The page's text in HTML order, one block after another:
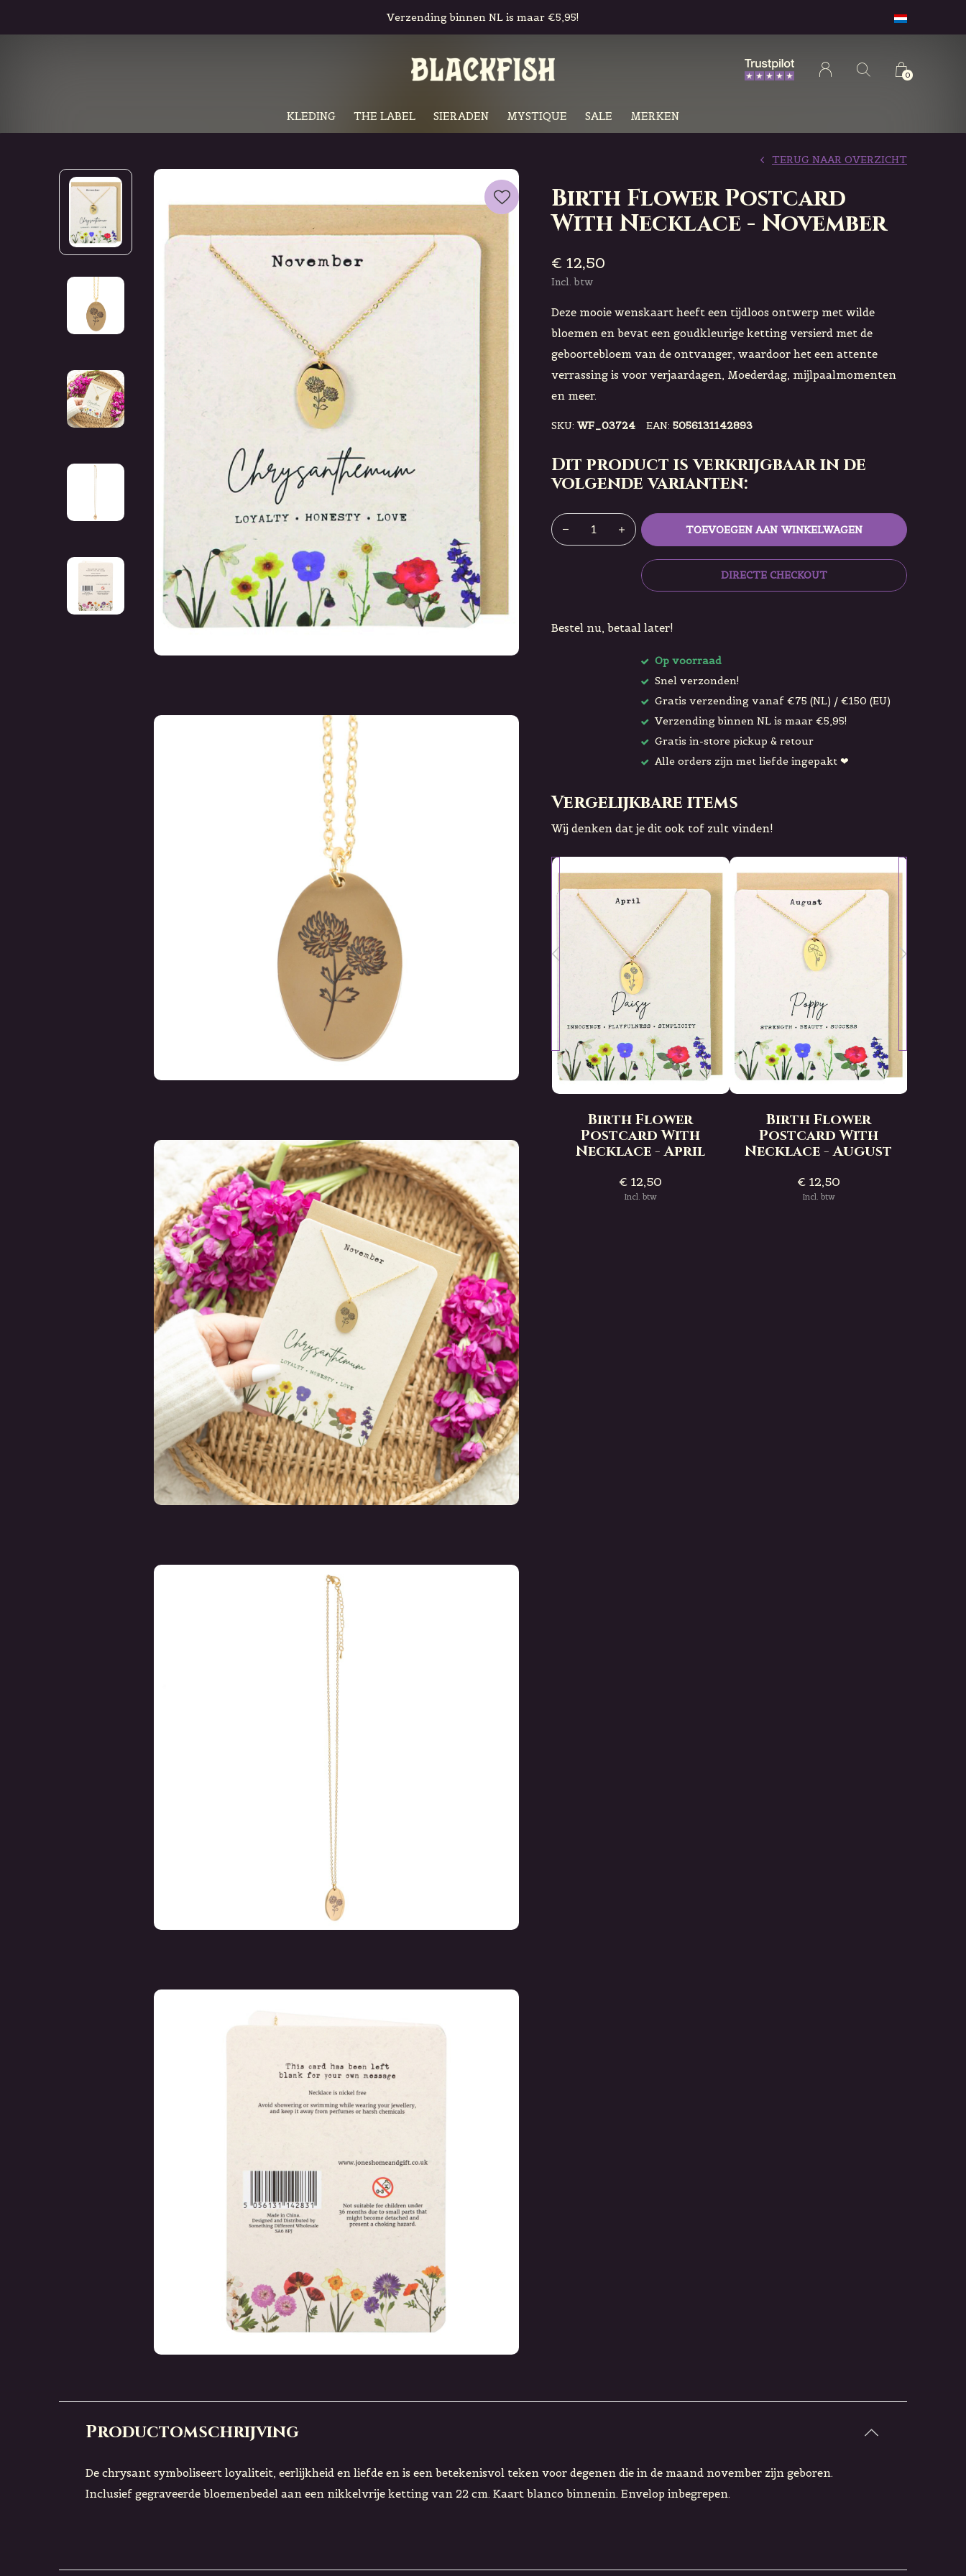
KLEDING THE LABEL SIERADEN MYSTIQUE SALE MERKEN
0
Gratis in-store pickup & retour
Birth Flower Postcard
With Necklace - November
TERUG NAAR OVERZICHT
€ 12,50
Incl. btw
Deze mooie wenskaart heeft een tijdloos ontwerp met wilde
bloemen en bevat een goudkleurige ketting versierd met de
geboortebloem van de ontvanger, waardoor het een attente
verrassing is voor verjaardagen, Moederdag, mijlpaalmomenten
en meer.
SKU: WF_03724 EAN: 5056131142893
Dit product is verkrijgbaar in de
volgende varianten:
TOEVOEGEN AAN WINKELWAGEN
DIRECTE CHECKOUT
Bestel nu, betaal later!
Op voorraad
Snel verzonden!
Gratis verzending vanaf €75 (NL) / €150 (EU)
Verzending binnen NL is maar €5,95!
Gratis in-store pickup & retour
Alle orders zijn met liefde ingepakt ❤
Vergelijkbare items
Wij denken dat je dit ook tof zult vinden!
Birth Flower
Birth Flower
€ 12,50
Incl. btw
Deliverytime
Birth Flower
€ 12,50
Deliverytime
Birth Flower
Postcard With
Necklace - April
€ 12,50
Incl. btw
Birth Flower
Postcard With
Necklace - August
€ 12,50
Incl. btw
Productomschrijving
De chrysant symboliseert loyaliteit, eerlijkheid en liefde en is een betekenisvol teken voor degenen die in de maand november zijn geboren.
Inclusief gegraveerde bloemenbedel aan een nikkelvrije ketting van 22 cm. Kaart blanco binnenin. Envelop inbegrepen.